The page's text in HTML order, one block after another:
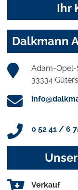
Ihr
Dalkmann
Adam-Opel-
33334
0 52 41 / 6
Verkauf